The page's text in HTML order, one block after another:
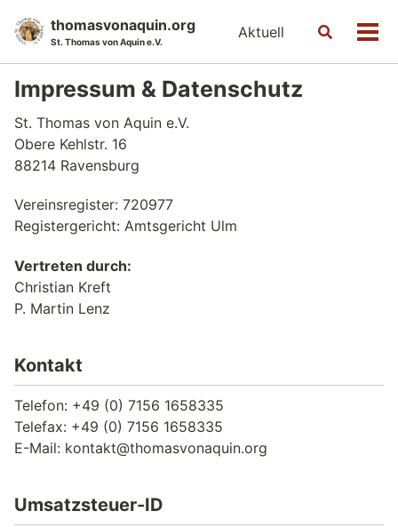
thomasvonaquin.org
St. Thomas von Aquin e.V.
Aktuell
Toggle
Impressum & Datenschutz
St. Thomas von Aquin e.V.
Obere Kehlstr. 16
88214 Ravensburg
Vereinsregister: 720977
Registergericht: Amtsgericht Ulm
Vertreten durch:
Christian Kreft
P. Martin Lenz
Kontakt
Telefon: +49 (0) 7156 1658335
Telefax: +49 (0) 7156 1658335
E-Mail: kontakt@thomasvonaquin.org
Umsatzsteuer-ID